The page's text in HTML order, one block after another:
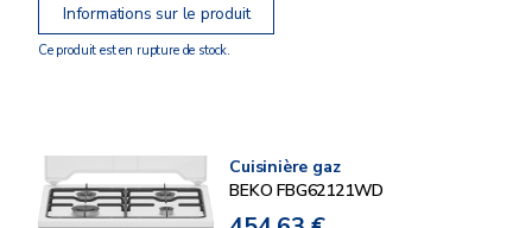
Informations sur le produit
Ce produit est en rupture de stock.
Cuisinière gaz
BEKO FBG62121WD